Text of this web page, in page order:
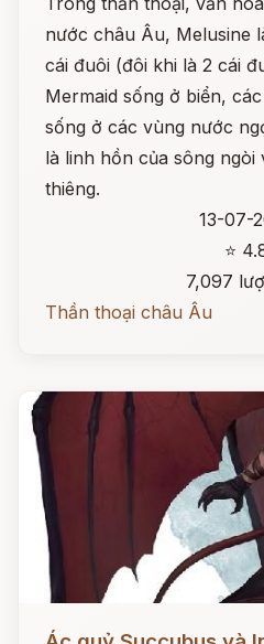
nước châu Âu, Melusine
cái đuôi (đôi khi là 2 cái
Mermaid sống ở biển,
sống ở các vùng nước
là linh hồn của sông ngòi
thiêng.
13-07-
⭐
7,097
Thần thoại châu Âu
Đọc ngay